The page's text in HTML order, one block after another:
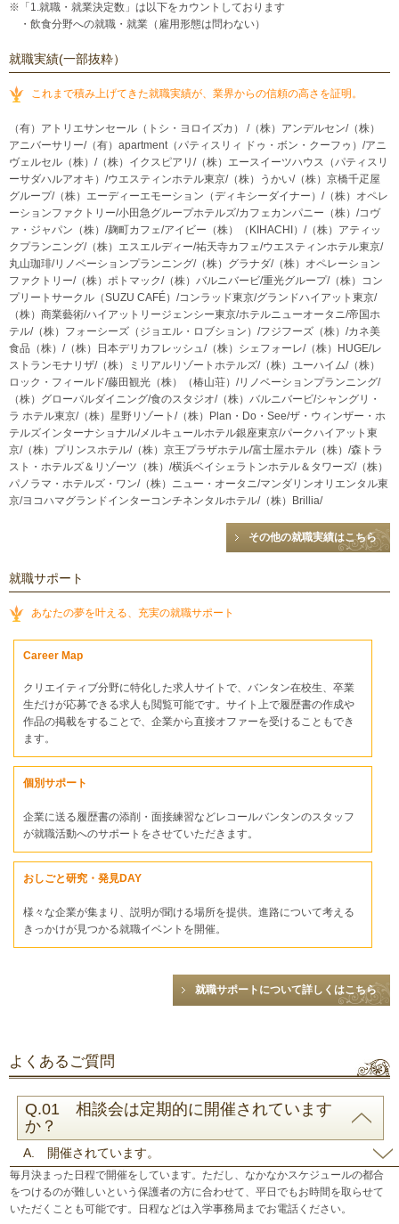
※「1.就職・就業決定数」は以下をカウントしております
・飲食分野への就職・就業（雇用形態は問わない）
就職実績(一部抜粋）
これまで積み上げてきた就職実績が、業界からの信頼の高さを証明。
（有）アトリエサンセール（トシ・ヨロイズカ） /（株）アンデルセン/（株）
アニバーサリー/（有）apartment（パティスリィ ドゥ・ボン・クーフゥ）/アニ
ヴェルセル（株）/（株）イクスピアリ/（株）エースイーツハウス（パティスリ
ーサダハルアオキ）/ウエスティンホテル東京/（株）うかい/（株）京橋千疋屋
グループ/（株）エーディーエモーション（ディキシーダイナー）/（株）オペレ
ーションファクトリー/小田急グループホテルズ/カフェカンパニー（株）/コヴ
ァ・ジャパン（株）/麹町カフェ/アイビー（株）（KIHACHI）/（株）アティッ
クプランニング/（株）エスエルディー/祐天寺カフェ/ウエスティンホテル東京/
丸山珈琲/リノベーションプランニング/（株）グラナダ/（株）オペレーション
ファクトリー/（株）ポトマック/（株）バルニバービ/重光グループ/（株）コン
プリートサークル（SUZU CAFÉ）/コンラッド東京/グランドハイアット東京/
（株）商業藝術/ハイアットリージェンシー東京/ホテルニューオータニ/帝国ホ
テル/（株）フォーシーズ（ジョエル・ロブション）/フジフーズ（株）/カネ美
食品（株）/（株）日本デリカフレッシュ/（株）シェフォーレ/（株）HUGE/レ
ストランモナリザ/（株）ミリアルリゾートホテルズ/（株）ユーハイム/（株）
ロック・フィールド/藤田観光（株）（椿山荘）/リノベーションプランニング/
（株）グローバルダイニング/食のスタジオ/（株）バルニバービ/シャングリ・
ラ ホテル東京/（株）星野リゾート/（株）Plan・Do・See/ザ・ウィンザー・ホ
テルズインターナショナル/メルキュールホテル銀座東京/パークハイアット東
京/（株）プリンスホテル/（株）京王プラザホテル/富士屋ホテル（株）/森トラ
スト・ホテルズ＆リゾーツ（株）/横浜ベイシェラトンホテル＆タワーズ/（株）
パノラマ・ホテルズ・ワン/（株）ニュー・オータニ/マンダリンオリエンタル東
京/ヨコハマグランドインターコンチネンタルホテル/（株）Brillia/
その他の就職実績はこちら
就職サポート
あなたの夢を叶える、充実の就職サポート
Career Map
クリエイティブ分野に特化した求人サイトで、バンタン在校生、卒業
生だけが応募できる求人も閲覧可能です。サイト上で履歴書の作成や
作品の掲載をすることで、企業から直接オファーを受けることもでき
ます。
個別サポート
企業に送る履歴書の添削・面接練習などレコールバンタンのスタッフ
が就職活動へのサポートをさせていただきます。
おしごと研究・発見DAY
様々な企業が集まり、説明が聞ける場所を提供。進路について考える
きっかけが見つかる就職イベントを開催。
就職サポートについて詳しくはこちら
よくあるご質問
Q.01 相談会は定期的に開催されています
か？
A. 開催されています。
毎月決まった日程で開催をしています。ただし、なかなかスケジュールの都合
をつけるのが難しいという保護者の方に合わせて、平日でもお時間を取らせて
いただくことも可能です。日程などは入学事務局までお電話ください。